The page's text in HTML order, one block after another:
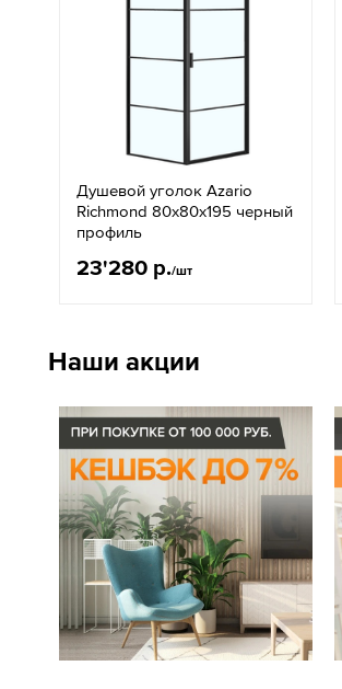
Душевой уголок Azario
Richmond 80x80x195 черный
профиль
23'280 р./шт
Наши акции